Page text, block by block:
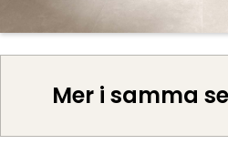
Mer i samma